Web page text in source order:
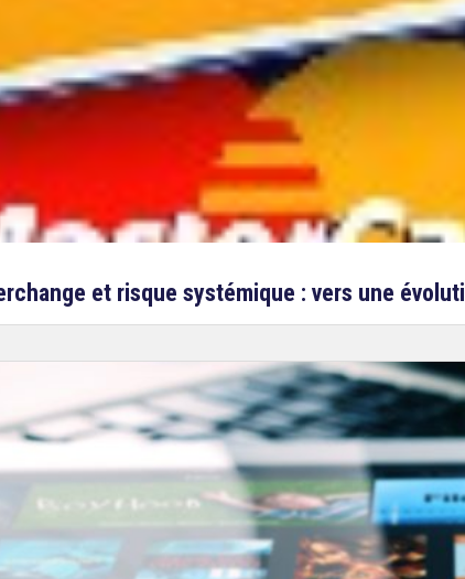
et risque systémique : vers une